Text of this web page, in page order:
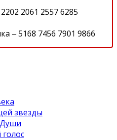
2061 2557 6285
‒ 5168 7456 7901 9866
звезды
Души